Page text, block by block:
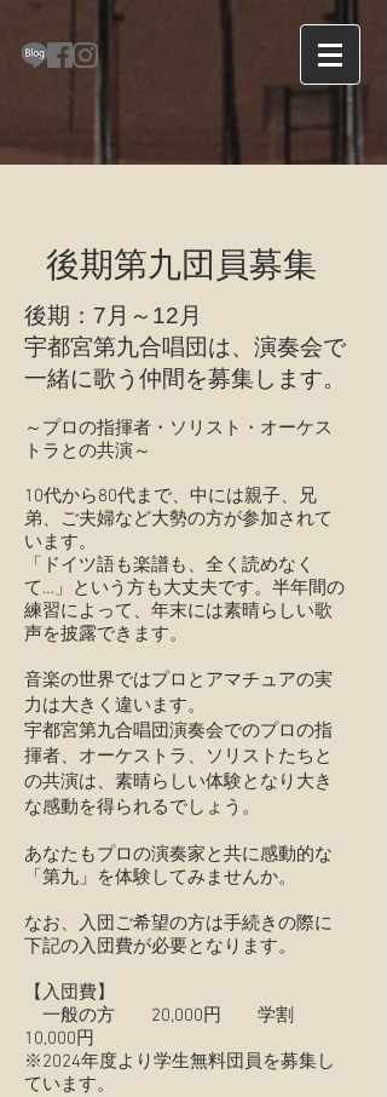
後期第九団員募集
後期：7月～12月
宇都宮第九合唱団は、演奏会で
一緒に歌う仲間を募集します。
～プロの指揮者・ソリスト・オーケス
トラとの共演～
10代から80代まで、中には親子、兄
弟、ご夫婦など大勢の方が参加されて
います。
「ドイツ語も楽譜も、全く読めなく
て…」という方も大丈夫です。半年間の
練習によって、年末には素晴らしい歌
声を披露できます。
音楽の世界ではプロとアマチュアの実
力は大きく違います。
宇都宮第九合唱団演奏会でのプロの指
揮者、オーケストラ、ソリストたちと
の共演は、素晴らしい体験となり大き
な感動を得られるでしょう。
あなたもプロの演奏家と共に感動的な
「第九」を体験してみませんか。
なお、入団ご希望の方は手続きの際に
下記の入団費が必要となります。
​【入団費】
一般の方 20,000円 学割
10,000円
※2024年度より学生無料団員を募集し
ています。